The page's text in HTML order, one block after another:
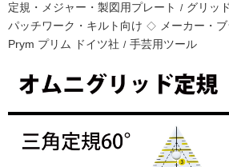
定規・メジャー・製図用プレート / グリッ
パッチワーク・キルト向け ◇ メーカー・
Prym プリム ドイツ社 / 手芸用ツール